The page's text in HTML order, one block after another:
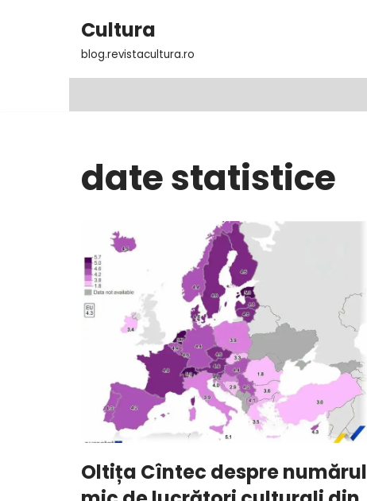
Cultura
blog.revistacultura.ro
date statistice
Oltița Cîntec despre numărul